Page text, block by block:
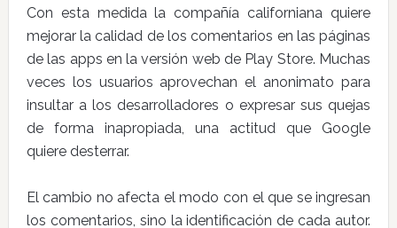
Con esta medida la compañía californiana quiere
mejorar la calidad de los comentarios en las páginas
de las apps en la versión web de Play Store. Muchas
veces los usuarios aprovechan el anonimato para
insultar a los desarrolladores o expresar sus quejas
de forma inapropiada, una actitud que Google
quiere desterrar.
El cambio no afecta el modo con el que se ingresan
los comentarios, sino la identificación de cada autor.